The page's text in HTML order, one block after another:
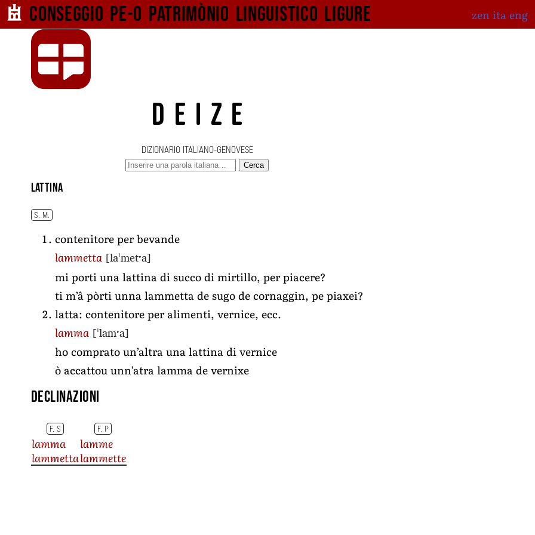
Conseggio pe-o patrimònio linguistico ligure zen ita eng
DEIZE
DIZIONARIO ITALIANO-GENOVESE
Cerca
lattina
S. M.
contenitore per bevande
lammetta [laˈmetˑa]
mi porti una lattina di succo di mirtillo, per piacere?
ti m’â pòrti unna lammetta de sugo de cornaggin, pe piaxei?
latta: contenitore per alimenti, vernice, ecc.
lamma [ˈlamˑa]
ho comprato un’altra una lattina di vernice
ò accattou unn’atra lamma de vernixe
Declinazioni
F. S F. P
lamma
lamme
lammettalammette